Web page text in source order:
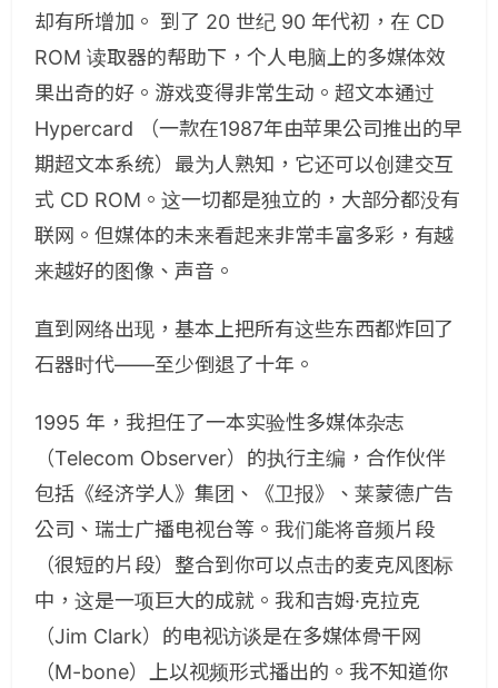
却有所增加。 到了 20 世纪 90 年代初，在 CD
ROM 读取器的帮助下，个人电脑上的多媒体效
果出奇的好。游戏变得非常生动。超文本通过
Hypercard （一款在1987年由苹果公司推出的早
期超文本系统）最为人熟知，它还可以创建交互
式 CD ROM。这一切都是独立的，大部分都没有
联网。但媒体的未来看起来非常丰富多彩，有越
来越好的图像、声音。
直到网络出现，基本上把所有这些东西都炸回了
石器时代——至少倒退了十年。
1995 年，我担任了一本实验性多媒体杂志
（Telecom Observer）的执行主编，合作伙伴
包括《经济学人》集团、《卫报》、莱蒙德广告
公司、瑞士广播电视台等。我们能将音频片段
（很短的片段）整合到你可以点击的麦克风图标
中，这是一项巨大的成就。我和吉姆·克拉克
（Jim Clark）的电视访谈是在多媒体骨干网
（M-bone）上以视频形式播出的。我不知道你